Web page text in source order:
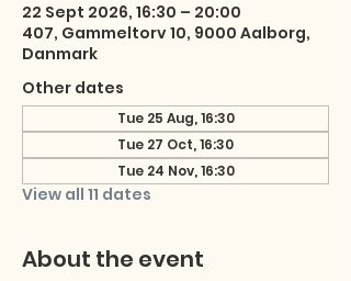
22 Sept 2026, 16:30 – 20:00
407, Gammeltorv 10, 9000 Aalborg,
Danmark
Other dates
Tue 25 Aug, 16:30
Tue 27 Oct, 16:30
Tue 24 Nov, 16:30
View all 11 dates
About the event